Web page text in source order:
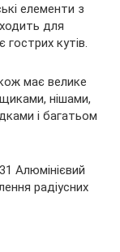
елементи з
для
кутів.
має велике
нішами,
і багатьом